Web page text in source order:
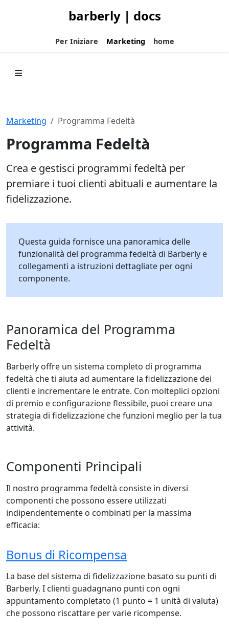
barberly | docs
Per Iniziare Marketing home
Marketing Programma Fedeltà
Programma Fedeltà
Crea e gestisci programmi fedeltà per
premiare i tuoi clienti abituali e aumentare la
fidelizzazione.
Questa guida fornisce una panoramica delle
funzionalità del programma fedeltà di Barberly e
collegamenti a istruzioni dettagliate per ogni
componente.
Panoramica del Programma
Fedeltà
Barberly offre un sistema completo di programma
fedeltà che ti aiuta ad aumentare la fidelizzazione dei
clienti e incrementare le entrate. Con molteplici opzioni
di premio e configurazione flessibile, puoi creare una
strategia di fidelizzazione che funzioni meglio per la tua
attività.
Componenti Principali
Il nostro programma fedeltà consiste in diversi
componenti che possono essere utilizzati
indipendentemente o combinati per la massima
efficacia:
Bonus di Ricompensa
La base del sistema di fidelizzazione basato su punti di
Barberly. I clienti guadagnano punti con ogni
appuntamento completato (1 punto = 1 unità di valuta)
che possono riscattare per varie ricompense.